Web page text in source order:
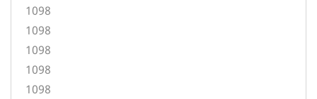
1098
1098
1098
1098
1098